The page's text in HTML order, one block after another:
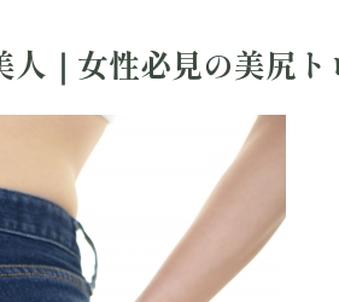
｜女性必見の美尻ト